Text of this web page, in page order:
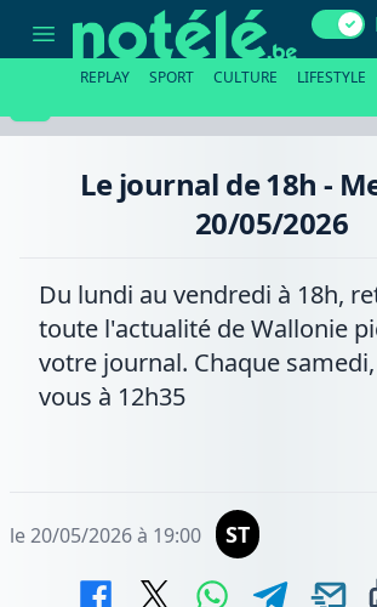
journal
20/05/2026
REPLAY SPORT CULTURE LIFESTYLE
Le journal de 18h -
20/05/2026
Du lundi au vendredi à 18h,
toute l'actualité de Wallonie
votre journal. Chaque
vous à 12h35
le 20/05/2026 à 19:00 ST